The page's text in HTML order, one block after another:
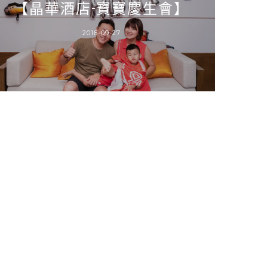
【晶華酒店-寶寶慶生會】
2016-09-27